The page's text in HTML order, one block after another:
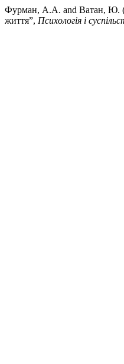
Фурман, А.А. and Ватан, Ю.
життя”, Психологія і